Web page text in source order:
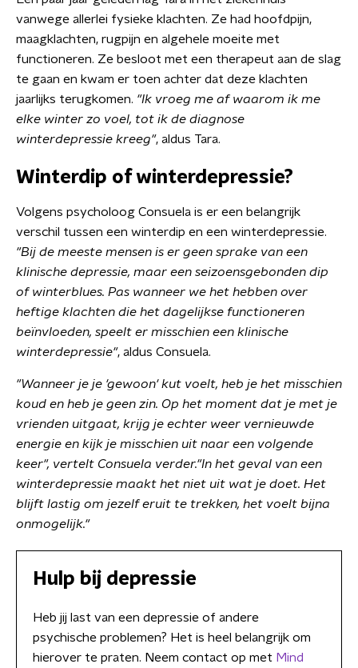
vanwege allerlei fysieke klachten. Ze had hoofdpijn,
maagklachten, rugpijn en algehele moeite met
functioneren. Ze besloot met een therapeut aan de slag
te gaan en kwam er toen achter dat deze klachten
jaarlijks terugkomen. "Ik vroeg me af waarom ik me
elke winter zo voel, tot ik de diagnose
winterdepressie kreeg", aldus Tara.
Winterdip of winterdepressie?
Volgens psycholoog Consuela is er een belangrijk
verschil tussen een winterdip en een winterdepressie.
"Bij de meeste mensen is er geen sprake van een
klinische depressie, maar een seizoensgebonden dip
of winterblues. Pas wanneer we het hebben over
heftige klachten die het dagelijkse functioneren
beïnvloeden, speelt er misschien een klinische
winterdepressie", aldus Consuela.
"Wanneer je je 'gewoon' kut voelt, heb je het misschien
koud en heb je geen zin. Op het moment dat je met je
vrienden uitgaat, krijg je echter weer vernieuwde
energie en kijk je misschien uit naar een volgende
keer", vertelt Consuela verder."In het geval van een
winterdepressie maakt het niet uit wat je doet. Het
blijft lastig om jezelf eruit te trekken, het voelt bijna
onmogelijk."
Hulp bij depressie
Heb jij last van een depressie of andere
psychische problemen? Het is heel belangrijk om
hierover te praten. Neem contact op met Mind